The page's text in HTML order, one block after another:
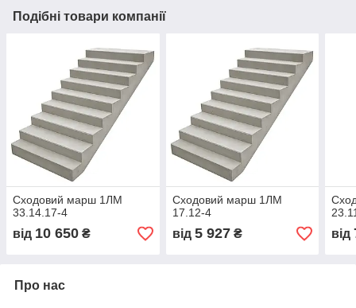
Подібні товари компанії
Сходовий марш 1ЛМ
33.14.17-4
від 10 650 ₴
Сходовий марш 1ЛМ
17.12-4
від 5 927₴ від
Про нас